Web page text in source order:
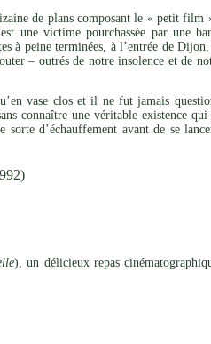
de plans composant le « petit
une victime pourchassée par une
à peine terminées, à l’entrée de
– outrés de notre insolence et de
vase clos et il ne fut jamais
connaître une véritable existence
d’échauffement avant de se
), un délicieux repas